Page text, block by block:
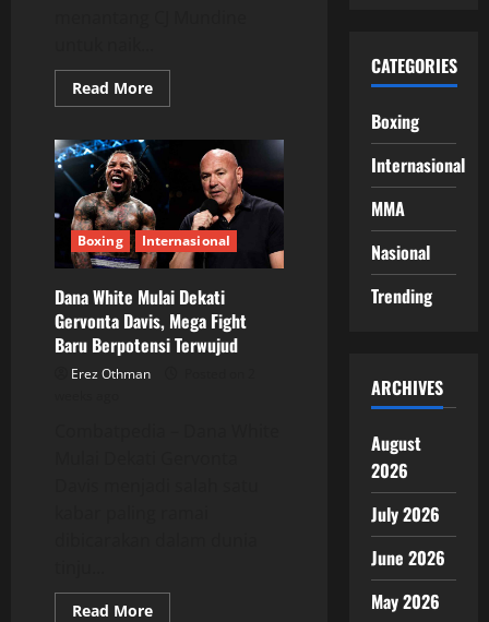
Read MoreRead
more
Hamdan
Tantang
Mundine,
Rivalitas
Keluarga
Kembali
Memanas
Boxing Internasional
Dana White Mulai Dekati
Gervonta Davis, Mega Fight
Baru Berpotensi Terwujud
Erez Othman
Read MoreRead
CATEGORIES
Boxing
Internasional
MMA
Nasional
Trending
ARCHIVES
August
2026
July 2026
June 2026
May 2026